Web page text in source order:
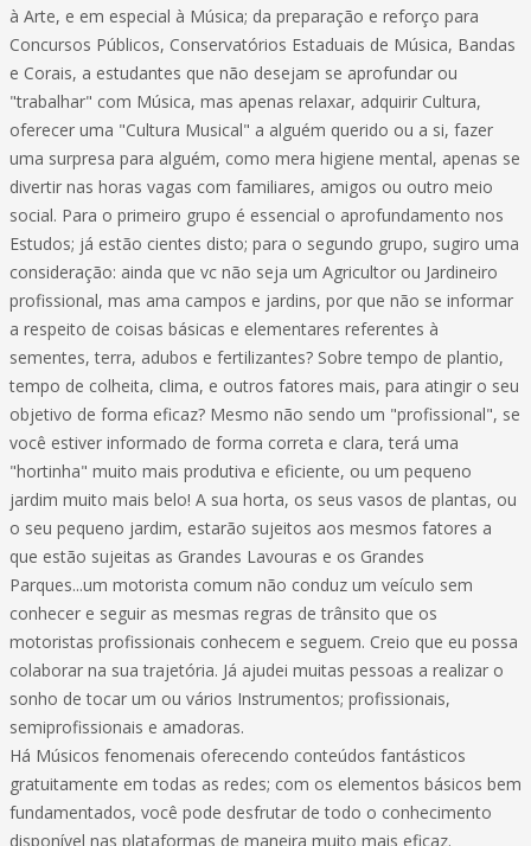
à Arte, e em especial à Música; da preparação e reforço para
Concursos Públicos, Conservatórios Estaduais de Música, Bandas
e Corais, a estudantes que não desejam se aprofundar ou
"trabalhar" com Música, mas apenas relaxar, adquirir Cultura,
oferecer uma "Cultura Musical" a alguém querido ou a si, fazer
uma surpresa para alguém, como mera higiene mental, apenas se
divertir nas horas vagas com familiares, amigos ou outro meio
social. Para o primeiro grupo é essencial o aprofundamento nos
Estudos; já estão cientes disto; para o segundo grupo, sugiro uma
consideração: ainda que vc não seja um Agricultor ou Jardineiro
profissional, mas ama campos e jardins, por que não se informar
a respeito de coisas básicas e elementares referentes à
sementes, terra, adubos e fertilizantes? Sobre tempo de plantio,
tempo de colheita, clima, e outros fatores mais, para atingir o seu
objetivo de forma eficaz? Mesmo não sendo um "profissional", se
você estiver informado de forma correta e clara, terá uma
"hortinha" muito mais produtiva e eficiente, ou um pequeno
jardim muito mais belo! A sua horta, os seus vasos de plantas, ou
o seu pequeno jardim, estarão sujeitos aos mesmos fatores a
que estão sujeitas as Grandes Lavouras e os Grandes
Parques...um motorista comum não conduz um veículo sem
conhecer e seguir as mesmas regras de trânsito que os
motoristas profissionais conhecem e seguem. Creio que eu possa
colaborar na sua trajetória. Já ajudei muitas pessoas a realizar o
sonho de tocar um ou vários Instrumentos; profissionais,
semiprofissionais e amadoras.
Há Músicos fenomenais oferecendo conteúdos fantásticos
gratuitamente em todas as redes; com os elementos básicos bem
fundamentados, você pode desfrutar de todo o conhecimento
disponível nas plataformas de maneira muito mais eficaz.